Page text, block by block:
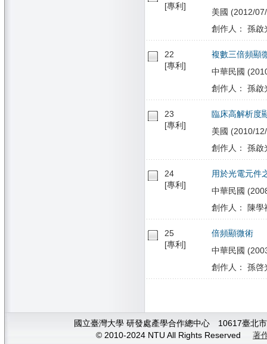
[專利]
美國 (2012/
創作人： 孫啟
22
[專利]
複數三倍頻顯
中華民國
創作人： 孫啟
23
[專利]
臨床高解析度
美國 (2010/
創作人： 孫啟
24
[專利]
用於光電元件
中華民國
創作人： 陳學
25
[專利]
倍頻顯微術
中華民國
創作人： 孫啓
國立臺灣大學 研發處產學合作總中心 10617臺
© 2010-2024 NTU All Rights Reserved 著